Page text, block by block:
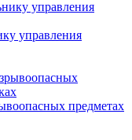
управления
предметах